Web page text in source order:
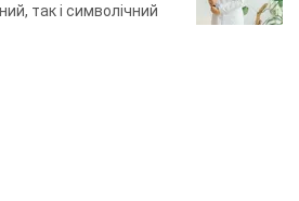
так і символічний